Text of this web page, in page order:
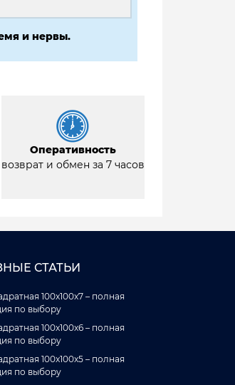
и нервы.
Оперативность
возврат и обмен за 7 часов
СТАТЬИ
100x100x7 – полная
по выбору
100x100x6 – полная
по выбору
100x100x5 – полная
по выбору